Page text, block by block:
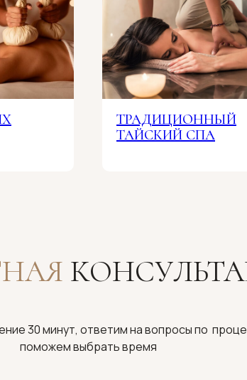
ТРАДИЦИОННЫЙ
ТАЙСКИЙ СПА
30 минут, ответим на вопросы по
поможем выбрать время